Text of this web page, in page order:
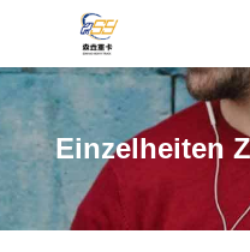
Einzelheiten